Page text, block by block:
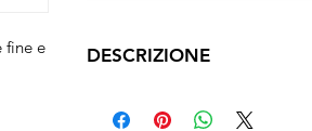
fine e
DESCRIZIONE
Lardo con parti muscolari